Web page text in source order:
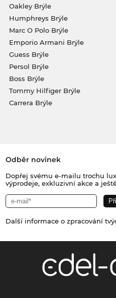
Oakley Brýle
Humphreys Brýle
Marc O Polo Brýle
Emporio Armani Brýle
Guess Brýle
Persol Brýle
Boss Brýle
Tommy Hilfiger Brýle
Carrera Brýle
Odběr novinek
Dopřej svému e-mailu trochu
výprodeje, exkluzivní akce a
Další informace o zpracování